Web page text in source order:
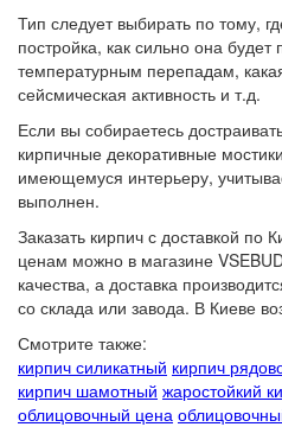
Тип следует выбирать по тому,
постройка, как сильно она будет
температурным перепадам,
сейсмическая активность и т.д.
Если вы собираетесь
кирпичные декоративные
имеющемуся интерьеру,
выполнен.
Заказать кирпич с доставкой по
ценам можно в магазине
качества, а доставка
со склада или завода. В Киеве
Смотрите также:
кирпич силикатный кирпич
кирпич шамотный жаростойкий
облицовочный цена